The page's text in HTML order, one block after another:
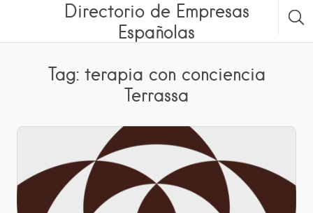
Directorio de Empresas
Españolas
Tag: terapia con conciencia
Terrassa